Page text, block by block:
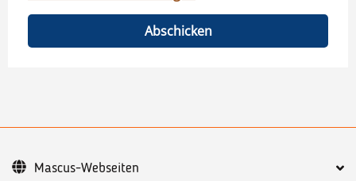
Abschicken
Mascus-Webseiten